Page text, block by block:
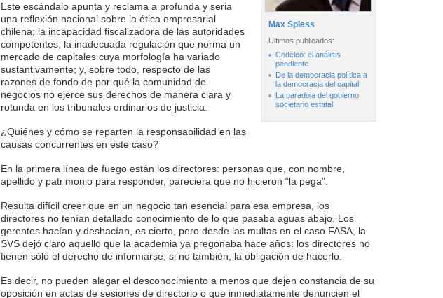
Max Spiess
Ultimos publicados:
Codelco: el análisis
pendiente
De la democracia política a
la democracia del capital
La paradoja del gobierno
societario estatal
Este escándalo apunta y reclama a profunda y seria
una reflexión nacional sobre la ética empresarial
chilena; la incapacidad fiscalizadora de las autoridades
competentes; la inadecuada regulación que norma un
mercado de capitales cuya morfología ha variado
sustantivamente; y, sobre todo, respecto de las
razones de fondo de por qué la comunidad de
negocios no ejerce sus derechos de manera clara y
rotunda en los tribunales ordinarios de justicia.
¿Quiénes y cómo se reparten la responsabilidad en las
causas concurrentes en este caso?
En la primera línea de fuego están los directores: personas que, con nombre,
apellido y patrimonio para responder, pareciera que no hicieron “la pega”.
Resulta difícil creer que en un negocio tan esencial para esa empresa, los
directores no tenían detallado conocimiento de lo que pasaba aguas abajo. Los
gerentes hacían y deshacían, es cierto, pero desde las multas en el caso FASA, la
SVS dejó claro aquello que la academia ya pregonaba hace años: los directores no
tienen sólo el derecho de informarse, si no también, la obligación de hacerlo.
Es decir, no pueden alegar el desconocimiento a menos que dejen constancia de su
oposición en actas de sesiones de directorio o que inmediatamente denuncien el